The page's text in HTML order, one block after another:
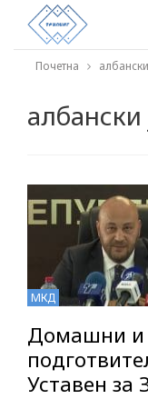
Почетна
албански
МКД
Домашни и
Уставен за